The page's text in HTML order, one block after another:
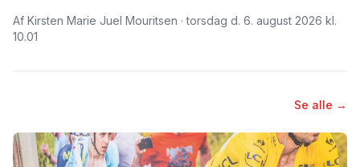
eller drømme dig tilbage med Bryan Adams Summer
Af Kirsten Marie Juel Mouritsen · torsdag d. 6. august 2026 kl.
10.01
Se alle →